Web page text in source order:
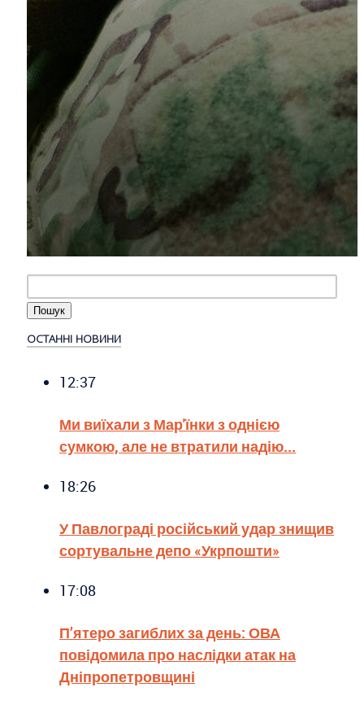
ОСТАННІ НОВИНИ
12:37
Ми виїхали з Мар'їнки з однією
сумкою, але не втратили надію...
18:26
У Павлограді російський удар знищив
сортувальне депо «Укрпошти»
17:08
П’ятеро загиблих за день: ОВА
повідомила про наслідки атак на
Дніпропетровщині